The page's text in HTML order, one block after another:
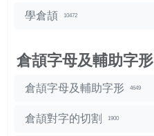
學倉頡 10472
倉頡字母及輔助字形
倉頡字母及輔助字形 4649
倉頡對字的切割 1900